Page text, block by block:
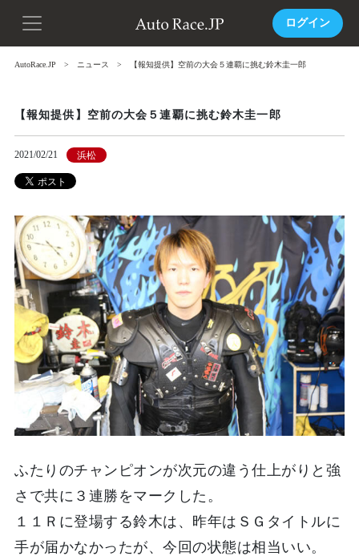
ログイン
AutoRace.JP ニュース 【報知提供】空前の大会５連覇に挑む鈴木圭一郎
【報知提供】空前の大会５連覇に挑む鈴木圭一郎
2021/02/21 浜松
ふたりのチャンピオンが次元の違う仕上がりと強
さで共に３連勝をマークした。
１１Ｒに登場する鈴木は、昨年はＳＧタイトルに
手が届かなかったが、今回の状態は相当いい。